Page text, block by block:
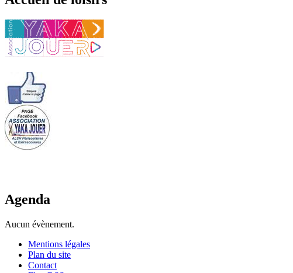
Agenda
Aucun évènement.
Mentions légales
Plan du site
Contact